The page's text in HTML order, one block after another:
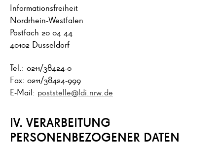
Informationsfreiheit
Nordrhein-Westfalen
Postfach 20 04 44
40102 Düsseldorf
Tel.: 0211/38424-0
Fax: 0211/38424-999
E-Mail: poststelle@ldi.nrw.de
IV. VERARBEITUNG
PERSONENBEZOGENER DATEN